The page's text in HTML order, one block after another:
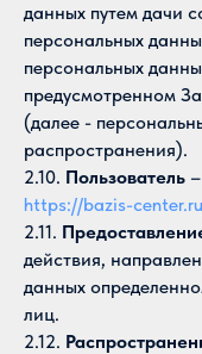
данных путем дачи
персональных
персональных
предусмотренном
(далее -
распространения).
2.10. Пользователь
https://bazis-
2.11.
действия,
данных
лиц.
2.12.